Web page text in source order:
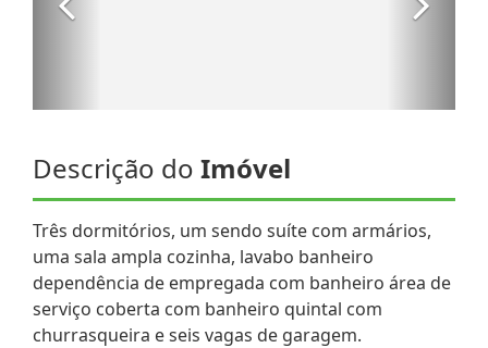
Descrição do Imóvel
Três dormitórios, um sendo suíte com armários,
uma sala ampla cozinha, lavabo banheiro
dependência de empregada com banheiro área de
serviço coberta com banheiro quintal com
churrasqueira e seis vagas de garagem.